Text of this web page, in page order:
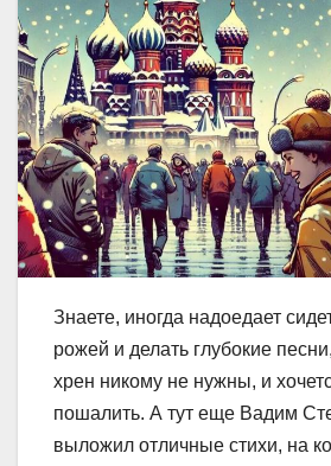
Знаете, иногда надоедает
рожей и делать глубокие
хрен никому не нужны, и
пошалить. А тут еще Вадим
выложил отличные стихи, на